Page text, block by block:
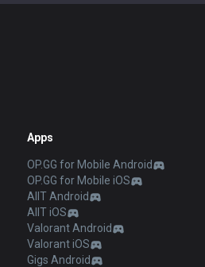
Apps
OP.GG for Mobile Android
OP.GG for Mobile iOS
AllT Android
AllT iOS
Valorant Android
Valorant iOS
Gigs Android